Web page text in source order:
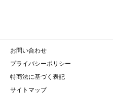
お問い合わせ
プライバシーポリシー
特商法に基づく表記
サイトマップ